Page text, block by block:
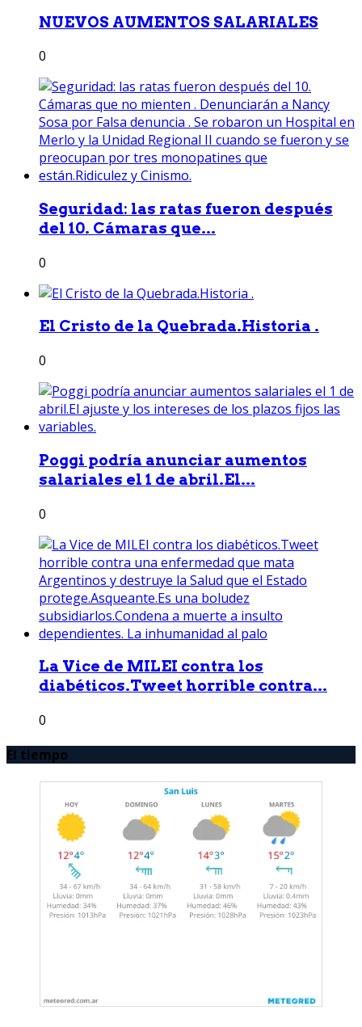
NUEVOS AUMENTOS SALARIALES
0
Seguridad: las ratas fueron después
del 10. Cámaras que...
0
El Cristo de la Quebrada.Historia .
0
Poggi podría anunciar aumentos
salariales el 1 de abril.El...
0
La Vice de MILEI contra los
diabéticos.Tweet horrible contra...
0
El tiempo